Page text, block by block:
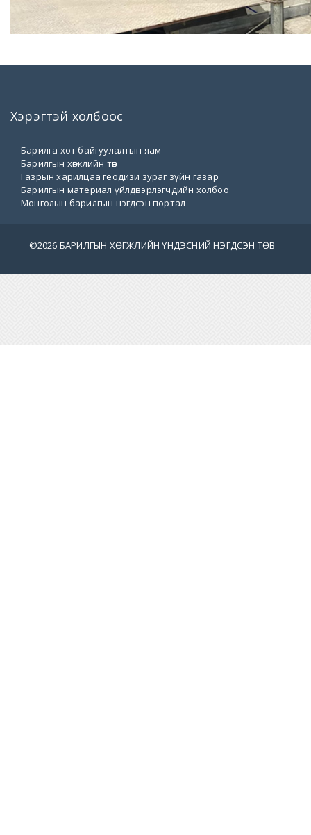
Хэрэгтэй холбоос
Барилга хот байгуулалтын яам
Барилгын хөгжлийн төв
Газрын харилцаа геодизи зураг зүйн газар
Барилгын материал үйлдвэрлэгчдийн холбоо
Монголын барилгын нэгдсэн портал
©2026 БАРИЛГЫН ХӨГЖЛИЙН ҮНДЭСНИЙ НЭГДСЭН ТӨВ